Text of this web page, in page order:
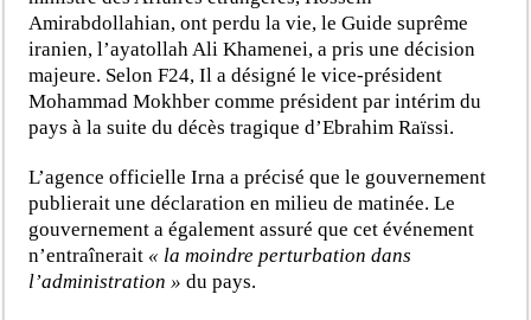
Amirabdollahian, ont perdu la vie, le Guide suprême
iranien, l’ayatollah Ali Khamenei, a pris une décision
majeure. Selon F24, Il a désigné le vice-président
Mohammad Mokhber comme président par intérim du
pays à la suite du décès tragique d’Ebrahim Raïssi.
L’agence officielle Irna a précisé que le gouvernement
publierait une déclaration en milieu de matinée. Le
gouvernement a également assuré que cet événement
n’entraînerait « la moindre perturbation dans
l’administration » du pays.